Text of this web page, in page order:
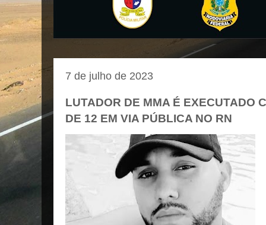
7 de julho de 2023
LUTADOR DE MMA É EXECUTADO
DE 12 EM VIA PÚBLICA NO RN